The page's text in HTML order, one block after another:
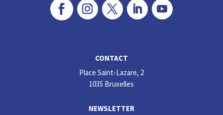
CONTACT
Place Saint-Lazare, 2
1035 Bruxelles
NEWSLETTER